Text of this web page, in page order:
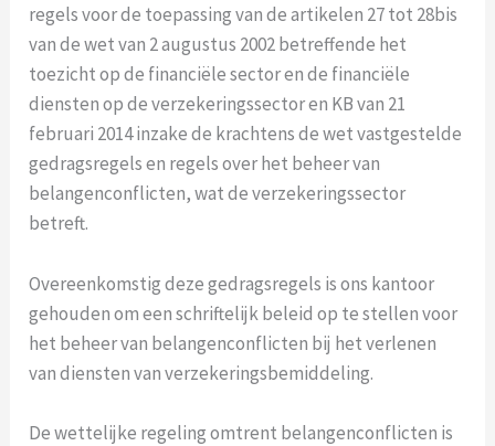
regels voor de toepassing van de artikelen 27 tot 28bis
van de wet van 2 augustus 2002 betreffende het
toezicht op de financiële sector en de financiële
diensten op de verzekeringssector en KB van 21
februari 2014 inzake de krachtens de wet vastgestelde
gedragsregels en regels over het beheer van
belangenconflicten, wat de verzekeringssector
betreft.
Overeenkomstig deze gedragsregels is ons kantoor
gehouden om een schriftelijk beleid op te stellen voor
het beheer van belangenconflicten bij het verlenen
van diensten van verzekeringsbemiddeling.
De wettelijke regeling omtrent belangenconflicten is